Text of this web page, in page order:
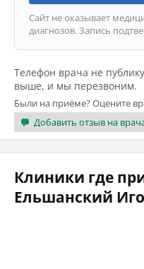
Сайт не оказывает
диагнозов. Запись
Телефон врача не
выше, и мы перезвоним.
Были на приёме? Оцените
Добавить отзыв на
Клиники где
Ельшанский